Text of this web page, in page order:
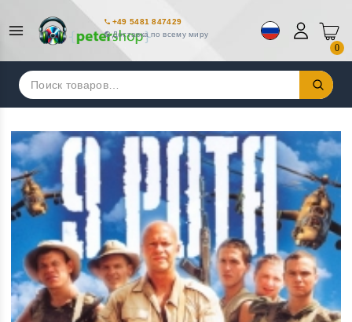
+49 5481 847429
Доставка по всему миру
0
Искать: